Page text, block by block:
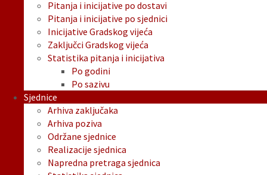
Pitanja i inicijative po dostavi
Pitanja i inicijative po sjednici
Inicijative Gradskog vijeća
Zaključci Gradskog vijeća
Statistika pitanja i inicijativa
Po godini
Po sazivu
Sjednice
Arhiva zaključaka
Arhiva poziva
Održane sjednice
Realizacije sjednica
Napredna pretraga sjednica